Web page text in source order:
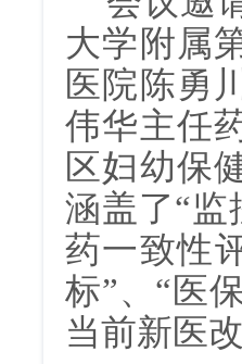
大学附属
医院陈勇
伟华主任
区妇幼保
涵盖了“监
药一致性
标”、“医
当前新医